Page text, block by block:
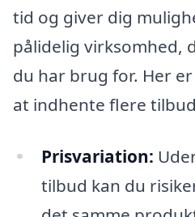
tid og giver dig
pålidelig virksomhed,
du har brug for. Her
at indhente flere
Prisvariation:
tilbud kan du